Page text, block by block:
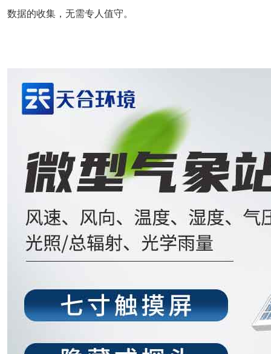
数据的收集，无需专人值守。